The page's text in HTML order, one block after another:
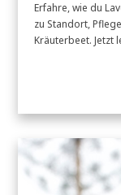
Erfahre, wie du
zu Standort,
Kräuterbeet. Jetzt